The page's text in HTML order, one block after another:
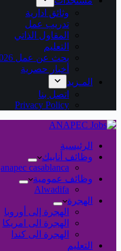
وثائق ادارية
تدريب عمل
المقاول الذاتي
التعليم
بحث عن عمل 2026 anapec
أخبار حصرية
المـزيد
اتصل بنا
Privacy Policy
الرئيسية
وظائف أنابيك
anapec casablanca
وظائف عمومية
Alwadifa
الهجرة
الهجرة إلى أوروبا
الهجرة الى امريكا
الهجرة الى كندا
التعليم